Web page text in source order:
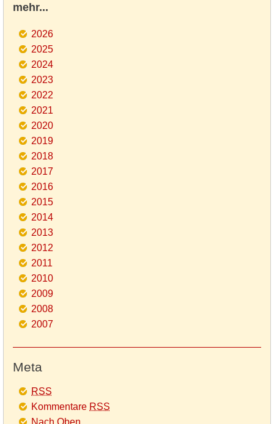
mehr...
2026
2025
2024
2023
2022
2021
2020
2019
2018
2017
2016
2015
2014
2013
2012
2011
2010
2009
2008
2007
Meta
RSS
Kommentare RSS
Nach Oben